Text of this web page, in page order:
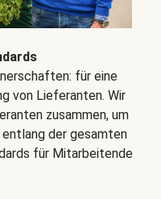
für eine
von Lieferanten. Wir
zusammen, um
der gesamten
für Mitarbeitende